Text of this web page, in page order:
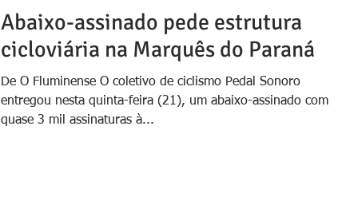
Abaixo-assinado pede estrutura
cicloviária na Marquês do Paraná
De O Fluminense O coletivo de ciclismo Pedal Sonoro
entregou nesta quinta-feira (21), um abaixo-assinado com
quase 3 mil assinaturas à...